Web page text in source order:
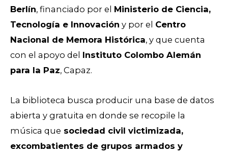
Berlín, financiado por el Ministerio de Ciencia,
Tecnología e Innovación y por el Centro
Nacional de Memora Histórica, y que cuenta
con el apoyo del Instituto Colombo Alemán
para la Paz, Capaz.
La biblioteca busca producir una base de datos
abierta y gratuita en donde se recopile la
música que sociedad civil victimizada,
excombatientes de grupos armados y